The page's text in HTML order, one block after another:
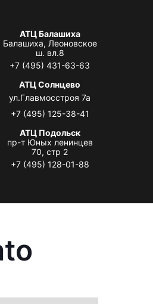
АТЦ Балашиха
Балашиха, Леоновское
ш. вл.8
+7 (495) 431-63-63
АТЦ Солнцево
ул.Главмосстроя 7а
+7 (495) 125-38-41
АТЦ Подольск
пр-т Юных ленинцев
70, стр 2
+7 (495) 128-01-88